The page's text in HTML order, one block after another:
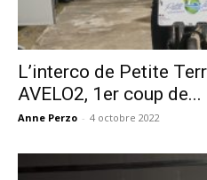
L’interco de Petite
AVELO2, 1er coup de...
Anne Perzo - 4 octobre 2022